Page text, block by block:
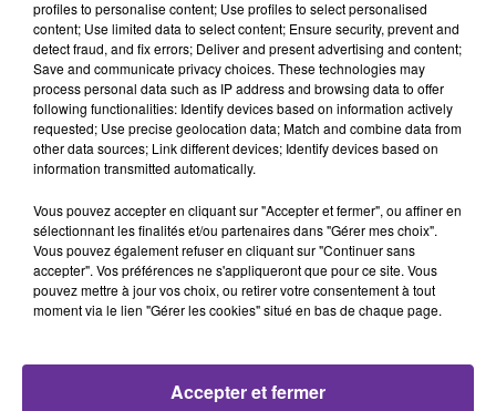
LA PLAYLIST
4h05
4h05
DOUZI
Mallet Avec Yara 2019
4h02
4h02
AKHRAS
La Tgheeb ( 2025 )
3h55
3h55
ADHAM CHALHOUB
Ward W Yasmine 2023
A
profiles to personalise content; Use profiles to select personalised
content; Use limited data to select content; Ensure security, prevent and
detect fraud, and fix errors; Deliver and present advertising and content;
Save and communicate privacy choices. These technologies may
process personal data such as IP address and browsing data to offer
following functionalities: Identify devices based on information actively
requested; Use precise geolocation data; Match and combine data from
other data sources; Link different devices; Identify devices based on
information transmitted automatically.
Vous pouvez accepter en cliquant sur "Accepter et fermer", ou affiner en
sélectionnant les finalités et/ou partenaires dans "Gérer mes choix".
Vous pouvez également refuser en cliquant sur "Continuer sans
accepter". Vos préférences ne s'appliqueront que pour ce site. Vous
pouvez mettre à jour vos choix, ou retirer votre consentement à tout
moment via le lien "Gérer les cookies" situé en bas de chaque page.
Accepter et fermer